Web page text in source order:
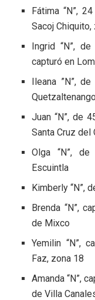
Fátima “N”,
Sacoj
Ingrid “N”,
capturó en
Ileana ”N”,
Quetzaltenango
Juan “N”, de
Santa Cruz del
Olga “N”,
Escuintla
Kimberly “N”,
Brenda “N”,
de Mixco
Yemilin “N”,
Faz, zona 18
Amanda “N”,
de Villa